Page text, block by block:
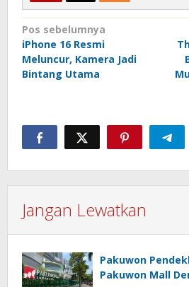
Navigasi
pos
Pos sebelumnya
iPhone 16 Resmi
Meluncur, Kamera Jadi
Bintang Utama
Jangan Lewatkan
Pakuwon
Pakuwon Mall